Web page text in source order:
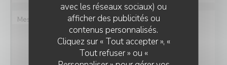
avec les réseaux sociaux) ou
afficher des publicités ou
contenus personnalisés.
Cliquez sur « Tout accepter », «
Tout refuser » ou «